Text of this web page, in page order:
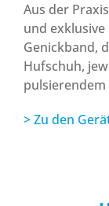
Aus der
und
Genickband,
Hufschuh,
> Zu den